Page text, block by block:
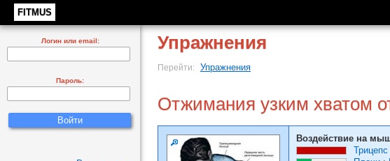
FITMUS
Упражнения
Перейти: Упражнения
Отжимания узким хватом
Воздействие на
Трицепс
Логин или email:
Пароль: